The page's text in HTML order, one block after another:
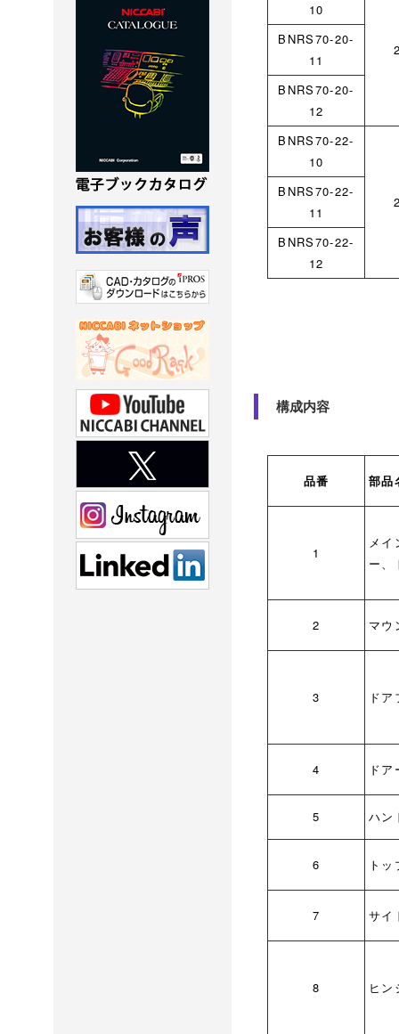
10
BNRS70-20-
11
BNRS70-20-
12
BNRS70-22-
10
BNRS70-22-
11
BNRS70-22-
12
構成内容
品番 部品
1
メイ
ー、
2 マウ
3 ド
4 ド
5 ハン
6 ト
7 サイ
8 ヒン